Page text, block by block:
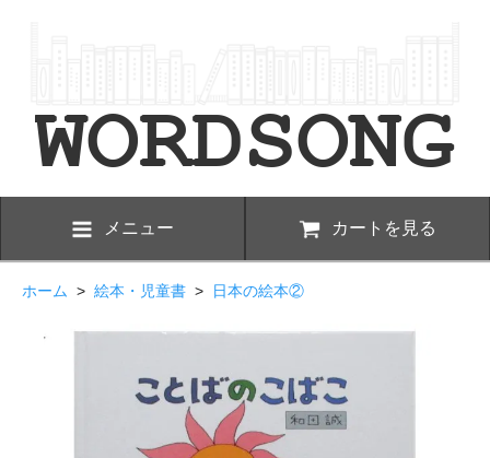
メニュー カートを見る
ホーム > 絵本・児童書 > 日本の絵本②